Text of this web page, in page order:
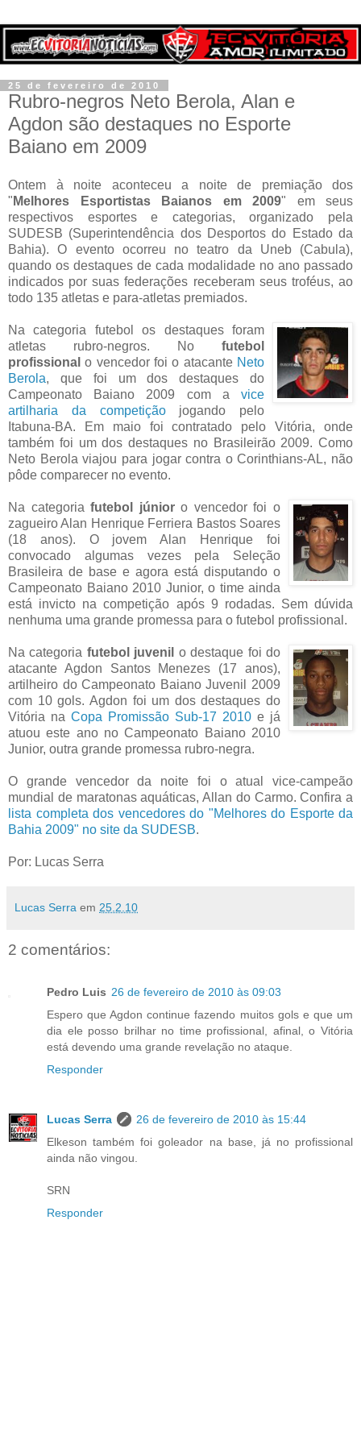
25 de fevereiro de 2010
Rubro-negros Neto Berola, Alan e
Agdon são destaques no Esporte
Baiano em 2009
Ontem à noite aconteceu a noite de premiação dos
" Melhores Esportistas Baianos em 2009" em seus
respectivos esportes e categorias, organizado pela
SUDESB (Superintendência dos Desportos do Estado da
Bahia). O evento ocorreu no teatro da Uneb (Cabula),
quando os destaques de cada modalidade no ano passado
indicados por suas federações receberam seus troféus, ao
todo 135 atletas e para-atletas premiados.
Na categoria futebol os destaques foram
atletas rubro-negros. No futebol
profissional o vencedor foi o atacante Neto
Berola, que foi um dos destaques do
Campeonato Baiano 2009 com a vice
artilharia da competiçãojogando pelo
Itabuna-BA. Em maio foi contratado pelo Vitória, onde
também foi um dos destaques no Brasileirão 2009. Como
Neto Berola viajou para jogar contra o Corinthians-AL, não
pôde comparecer no evento.
Na categoriafutebol júnioro vencedor foi o
zagueiro Alan Henrique Ferriera Bastos Soares
(18 anos). O jovem Alan Henrique foi
convocado algumas vezes pela Seleção
Brasileira de base e agora está disputando o
Campeonato Baiano 2010 Junior, o time ainda
está invicto na competição após 9 rodadas. Sem dúvida
nenhuma uma grande promessa para o futebol profissional.
Na categoria futebol juvenil o destaque foi do
atacante Agdon Santos Menezes (17 anos),
artilheiro do Campeonato Baiano Juvenil 2009
com 10 gols. Agdon foi um dos destaques do
Vitória na Copa Promissão Sub-17 2010 e já
atuou este ano no Campeonato Baiano 2010
Junior, outra grande promessa rubro-negra.
O grande vencedor da noite foi o atual vice-campeão
mundial de maratonas aquáticas, Allan do Carmo. Confira a
lista completa dos vencedores do "Melhores do Esporte da
Bahia 2009" no site da SUDESB.
Por: Lucas Serra
Lucas Serra em 25.2.10
2 comentários:
Pedro Luis 26 de fevereiro de 2010 às 09:03
Espero que Agdon continue fazendo muitos gols e que um
dia ele posso brilhar no time profissional, afinal, o Vitória
está devendo uma grande revelação no ataque.
Responder
Lucas Serra
26 de fevereiro de 2010 às 15:44
Elkeson também foi goleador na base, já no profissional
ainda não vingou.
SRN
Responder